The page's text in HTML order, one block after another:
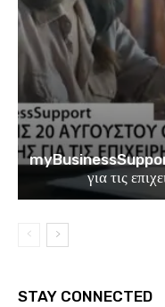
για τις
STAY CONNECTED